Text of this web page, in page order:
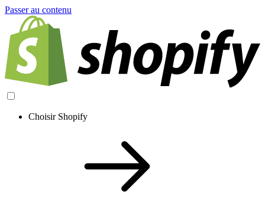
Passer au contenu
Choisir Shopify